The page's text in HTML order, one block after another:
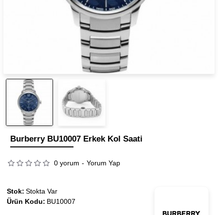
Burberry BU10007 Erkek Kol Saati
0 yorum - Yorum Yap
Stok: Stokta Var
Ürün Kodu: BU10007